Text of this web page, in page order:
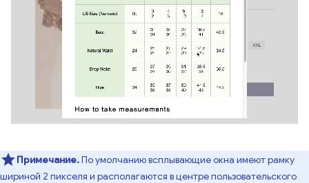
Примечание.По умолчанию всплывающие окна имеют рамку
шириной 2 пикселя и располагаются в центре пользовательского